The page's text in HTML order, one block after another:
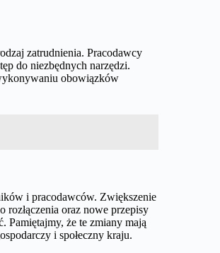
zatrudnienia. Pracodawcy
do niezbędnych narzędzi.
obowiązków
i pracodawców. Zwiększenie
rozłączenia oraz nowe przepisy
Pamiętajmy, że te zmiany mają
i społeczny kraju.